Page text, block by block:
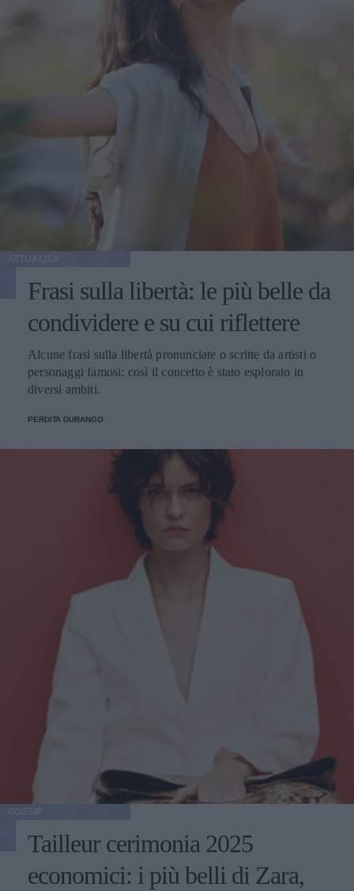
Frasi sulla libertà: le più belle da
condividere e su cui riflettere
Alcune frasi sulla libertà pronunciate o scritte da artisti o
personaggi famosi: così il concetto è stato esplorato in
diversi ambiti.
PERDITA DURANGO
Tailleur cerimonia 2025
economici: i più belli di Zara,